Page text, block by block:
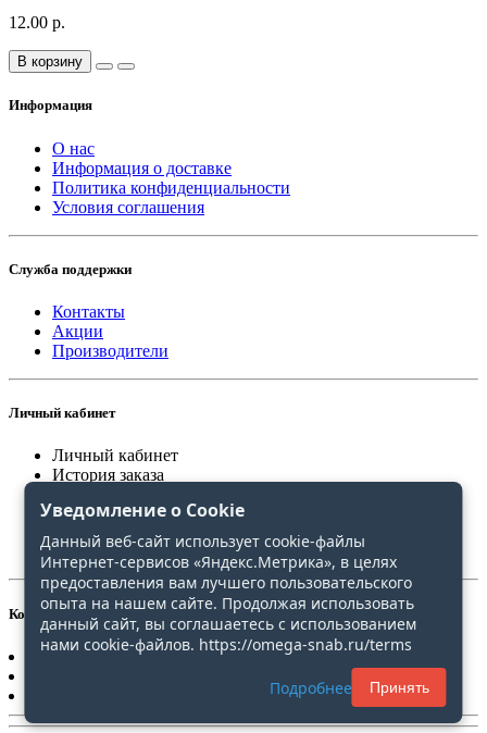
12.00 р.
В корзину
Информация
О нас
Информация о доставке
Политика конфиденциальности
Условия соглашения
Служба поддержки
Контакты
Акции
Производители
Личный кабинет
Личный кабинет
История заказа
Сравнение
Контакты
+7(4212)20-30-31
Уведомление о Cookie
Данный веб-сайт использует cookie-файлы
Интернет-сервисов «Яндекс.Метрика», в целях
предоставления вам лучшего пользовательского
опыта на нашем сайте. Продолжая использовать
данный сайт, вы соглашаетесь с использованием
нами cookie-файлов. https://omega-snab.ru/terms
Подробнее Принять